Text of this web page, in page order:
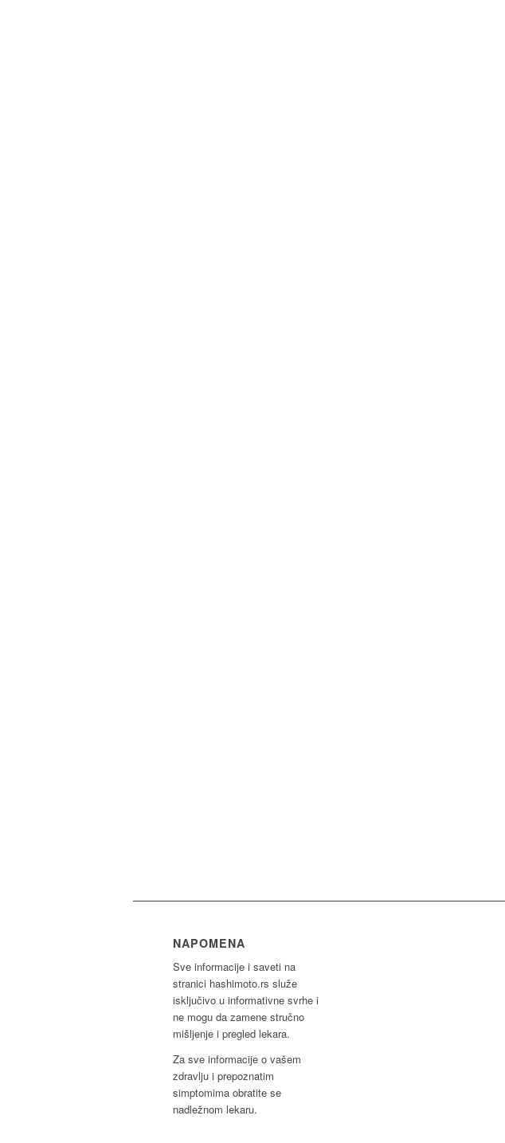
NAPOMENA
Sve informacije i saveti na
stranici hashimoto.rs služe
isključivo u informativne svrhe i
ne mogu da zamene stručno
mišljenje i pregled lekara.
Za sve informacije o vašem
zdravlju i prepoznatim
simptomima obratite se
nadležnom lekaru.